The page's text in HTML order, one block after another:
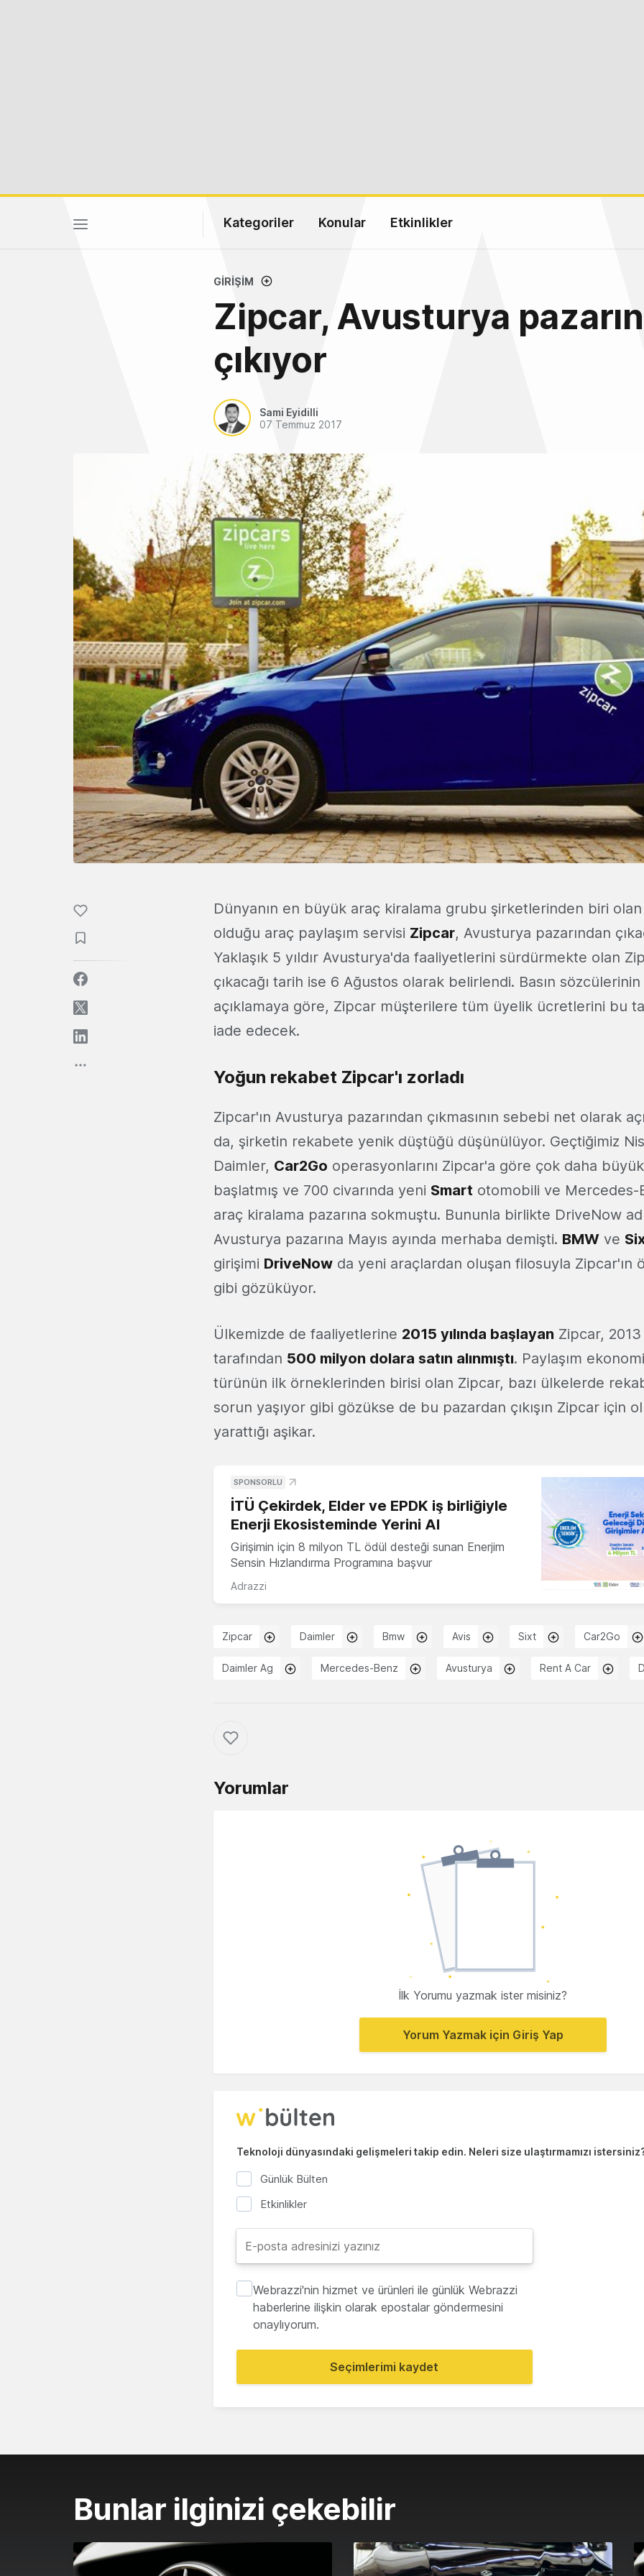
Kategoriler Konular Etkinlikler
GIRIŞIM
Zipcar, Avusturya
çıkıyor
Sami Eyidilli
07 Temmuz 2017
Dünyanın en büyük araç kiralama grubu şirketlerinden biri
olduğu araç paylaşım servisi Zipcar, Avusturya pazarından
Yaklaşık 5 yıldır Avusturya'da faaliyetlerini sürdürmekte olan
çıkacağı tarih ise 6 Ağustos olarak belirlendi. Basın sözcülerinin
açıklamaya göre, Zipcar müşterilere tüm üyelik ücretlerini bu
iade edecek.
Yoğun rekabet Zipcar'ı zorladı
Zipcar'ın Avusturya pazarından çıkmasının sebebi net olarak
da, şirketin rekabete yenik düştüğü düşünülüyor. Geçtiğimiz
Daimler, Car2Go operasyonlarını Zipcar'a göre çok daha
başlatmış ve 700 civarında yeni Smart otomobili ve Mercedes-
araç kiralama pazarına sokmuştu. Bununla birlikte DriveNow
Avusturya pazarına Mayıs ayında merhaba demişti. BMW ve
girişimi DriveNow da yeni araçlardan oluşan filosuyla Zipcar'ın
gibi gözüküyor.
Ülkemizde de faaliyetlerine 2015 yılında başlayan Zipcar, 2013
tarafından 500 milyon dolara satın alınmıştı. Paylaşım
türünün ilk örneklerinden birisi olan Zipcar, bazı ülkelerde
sorun yaşıyor gibi gözükse de bu pazardan çıkışın Zipcar için
yarattığı aşikar.
SPONSORLU
İTÜ Çekirdek, Elder ve EPDK iş birliğiyle
Enerji Ekosisteminde Yerini Al
Girişimin için 8 milyon TL ödül desteği sunan Enerjim
Sensin Hızlandırma Programına başvur
Adrazzi
Zipcar Daimler Bmw Avis Sixt Car2Go
Daimler Ag Mercedes-Benz Avusturya Rent A Car
Yorumlar
İlk Yorumu yazmak ister misiniz?
Yorum Yazmak için Giriş Yap
Teknoloji dünyasındaki gelişmeleri takip edin. Neleri size ulaştırmamızı
Günlük Bülten
Etkinlikler
Webrazzi'nin hizmet ve ürünleri ile günlük Webrazzi
haberlerine ilişkin olarak epostalar göndermesini
onaylıyorum.
Seçimlerimi kaydet
Bunlar ilginizi çekebilir